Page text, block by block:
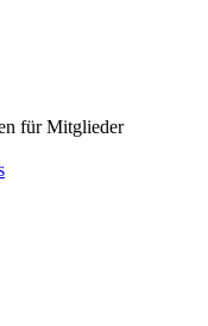
für Mitglieder